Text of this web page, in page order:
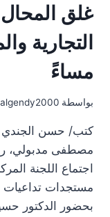
غلق المحال
مساءً
بواسطة
كتب/ حسن الجندي
مصطفى مدبولي،
اجتماع اللجنة
مستجدات تداعيات
بحضور الدكتور